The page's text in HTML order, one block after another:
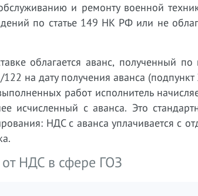
и ремонту военной
по статье 149 НК РФ или не
облагается аванс, полученный по
на дату получения аванса
работ исполнитель
исчисленный с аванса. Это
НДС с аванса уплачивается с
НДС в сфере ГОЗ